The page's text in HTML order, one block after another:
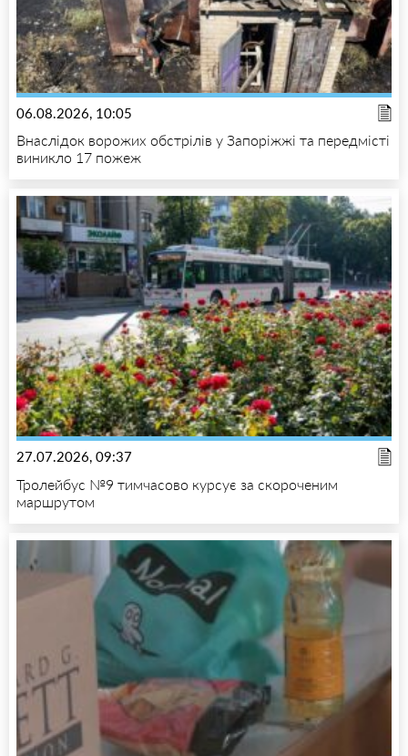
06.08.2026, 10:05
Внаслідок ворожих обстрілів у Запоріжжі та передмісті
виникло 17 пожеж
27.07.2026, 09:37
Тролейбус №9 тимчасово курсує за скороченим
маршрутом